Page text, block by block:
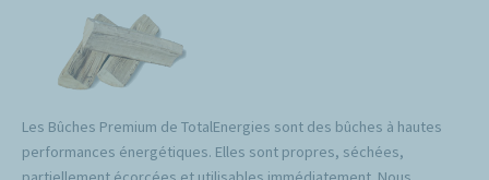
Les Bûches Premium de TotalEnergies sont des bûches à hautes
performances énergétiques. Elles sont propres, séchées,